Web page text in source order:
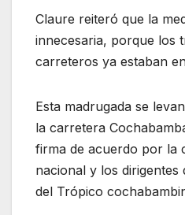
Claure reiteró que la
innecesaria, porque los
carreteros ya estaban
Esta madrugada se
la carretera
firma de acuerdo por la
nacional y los
del Trópico